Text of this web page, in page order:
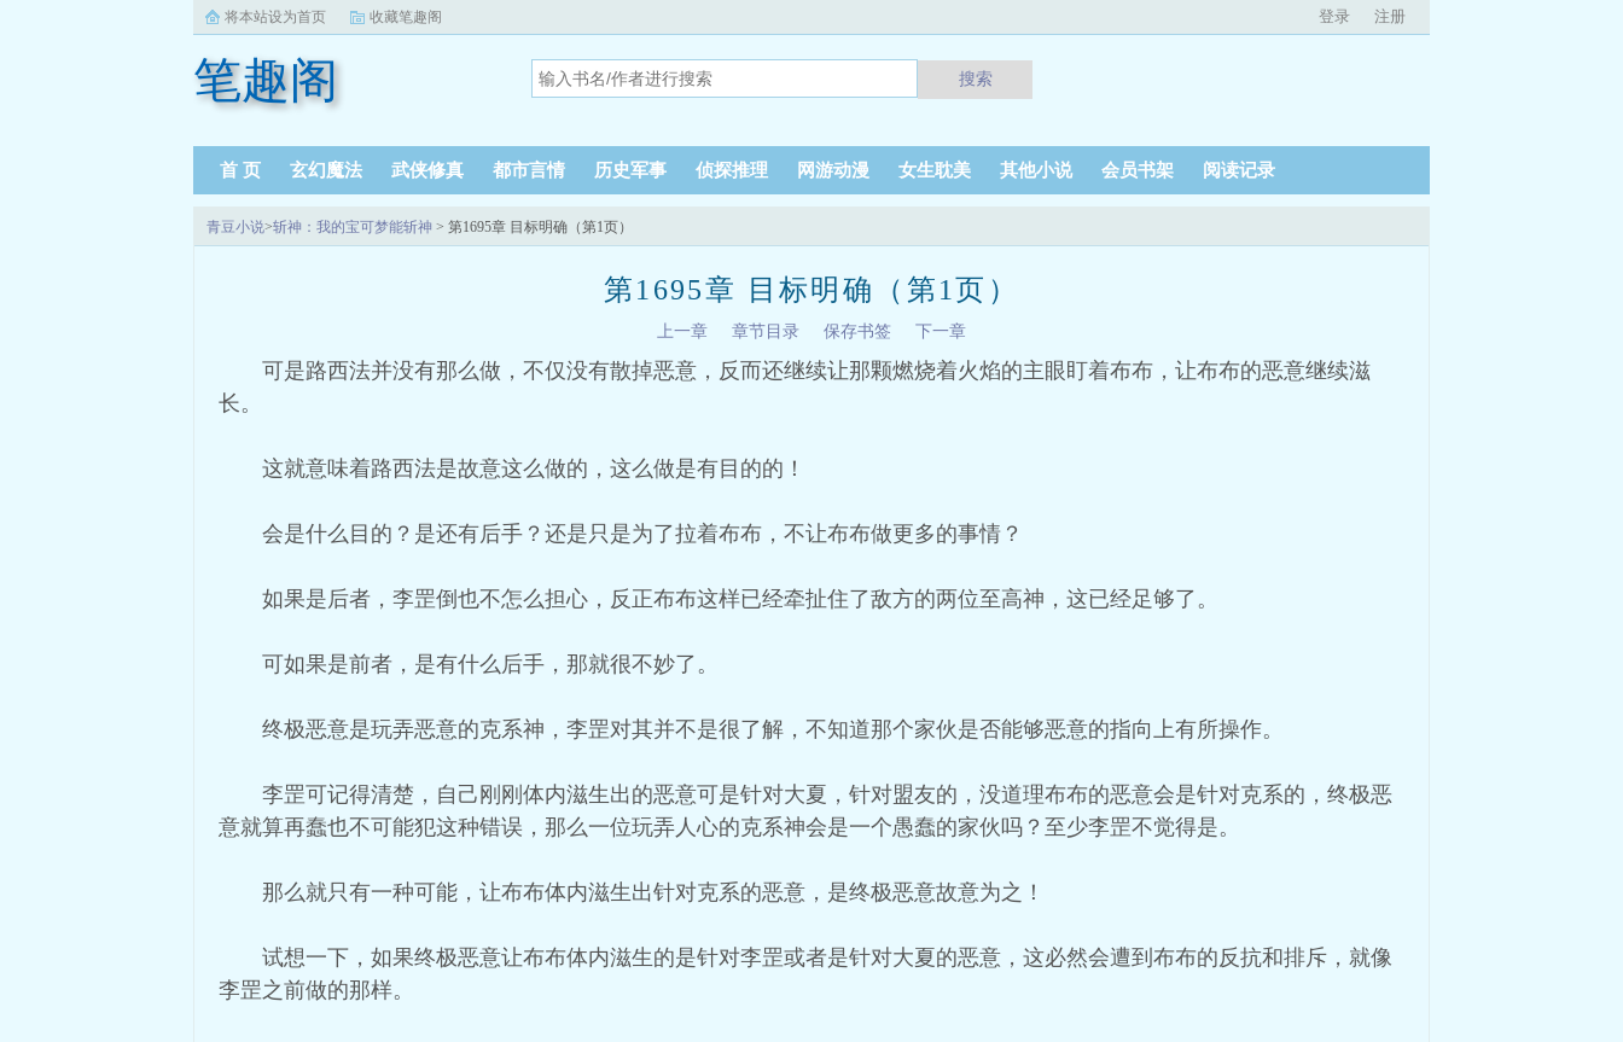
将本站设为首页 收藏笔趣阁 登录 注册
笔趣阁 搜索
首 页 玄幻魔法 武侠修真 都市言情 历史军事 侦探推理 网游动漫 女生耽美 其他小说 会员书架 阅读记录
青豆小说>斩神：我的宝可梦能斩神 > 第1695章 目标明确（第1页）
第1695章 目标明确（第1页）
上一章 章节目录 保存书签 下一章
可是路西法并没有那么做，不仅没有散掉恶意，反而还继续让那颗燃烧着火焰的主眼盯着布布，让布布的恶意继续滋
长。
这就意味着路西法是故意这么做的，这么做是有目的的！
会是什么目的？是还有后手？还是只是为了拉着布布，不让布布做更多的事情？
如果是后者，李罡倒也不怎么担心，反正布布这样已经牵扯住了敌方的两位至高神，这已经足够了。
可如果是前者，是有什么后手，那就很不妙了。
终极恶意是玩弄恶意的克系神，李罡对其并不是很了解，不知道那个家伙是否能够恶意的指向上有所操作。
李罡可记得清楚，自己刚刚体内滋生出的恶意可是针对大夏，针对盟友的，没道理布布的恶意会是针对克系的，终极恶
意就算再蠢也不可能犯这种错误，那么一位玩弄人心的克系神会是一个愚蠢的家伙吗？至少李罡不觉得是。
那么就只有一种可能，让布布体内滋生出针对克系的恶意，是终极恶意故意为之！
试想一下，如果终极恶意让布布体内滋生的是针对李罡或者是针对大夏的恶意，这必然会遭到布布的反抗和排斥，就像
李罡之前做的那样。